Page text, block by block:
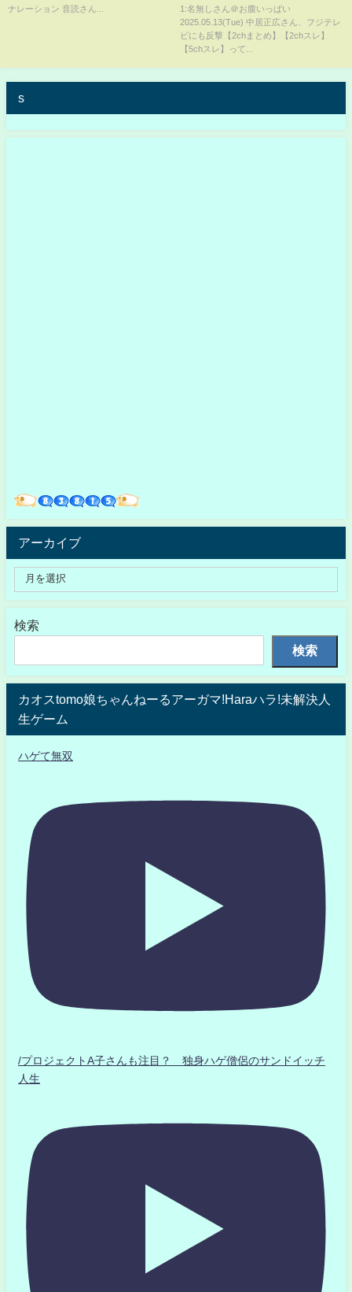
プロレス #衝撃 #トレーニング
ナレーション 音読さん...
【5chスレ】
1:名無しさん＠お腹いっぱい
2025.05.13(Tue) 中居正広さん、フジテレ
ビにも反撃【2chまとめ】【2chスレ】
【5chスレ】って...
s
アーカイブ
検索
検索
カオスtomo娘ちゃんねーるアーガマ!Haraハラ!未解決人
生ゲーム
ハゲて無双
/プロジェクトA子さんも注目？ 独身ハゲ僧侶のサンドイッチ
人生